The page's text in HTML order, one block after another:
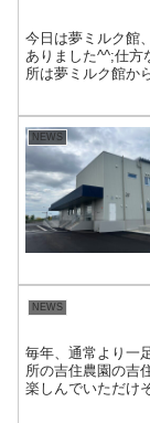
今日は夢ミルク館
ありました^^;仕方
所は夢ミルク館か
NEWS
NEWS
毎年、通常より一
所の吉住農園の吉
楽しんでいただけ